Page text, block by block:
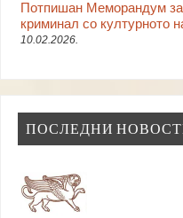
Потпишан Меморандум
криминал со културното
10.02.2026.
ПОСЛЕДНИ